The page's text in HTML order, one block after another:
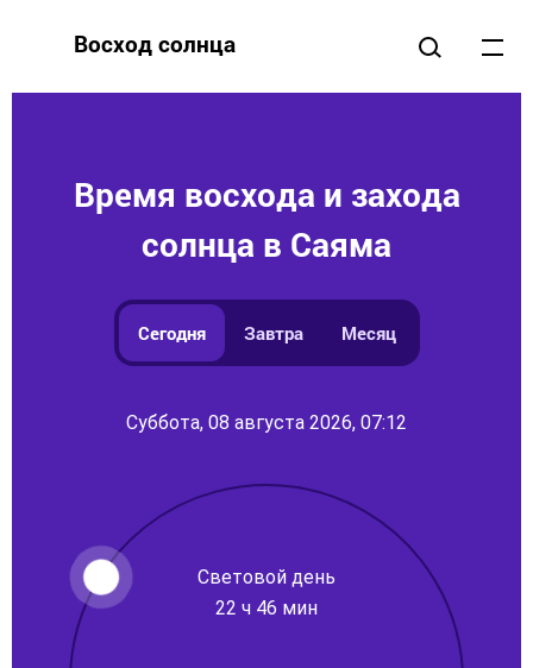
Восход солнца
Время восхода и захода
солнца в Саяма
Сегодня Завтра Месяц
Суббота, 08 августа 2026, 07:12
Световой день
22 ч 46 мин